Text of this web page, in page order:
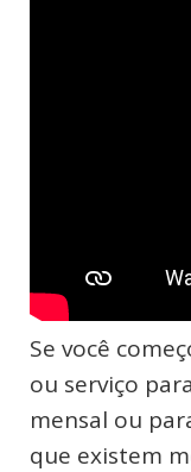
Se você
ou serviço
mensal ou
que existem